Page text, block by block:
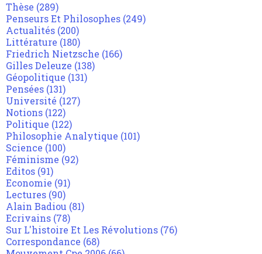
Thèse (289)
Penseurs Et Philosophes (249)
Actualités (200)
Littérature (180)
Friedrich Nietzsche (166)
Gilles Deleuze (138)
Géopolitique (131)
Pensées (131)
Université (127)
Notions (122)
Politique (122)
Philosophie Analytique (101)
Science (100)
Féminisme (92)
Editos (91)
Economie (91)
Lectures (90)
Alain Badiou (81)
Ecrivains (78)
Sur L'histoire Et Les Révolutions (76)
Correspondance (68)